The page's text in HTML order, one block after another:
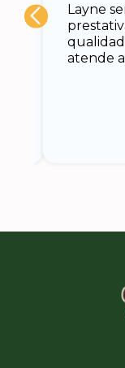
Layne
atende